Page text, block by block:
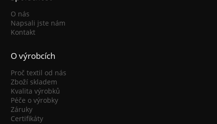
O nás
Napsali jste nám
Kontakt
O výrobcích
Proč textil od nás
Zboží skladem
Kvalita výrobků
Péče o výrobky
Záruky
Certifikáty